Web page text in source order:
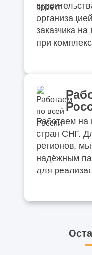
заказчика
при
Работаем на
стран СНГ.
регионов,
надёжным
для